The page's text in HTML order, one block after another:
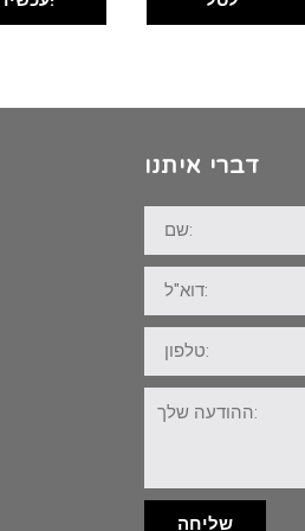
דברי איתנו
שם:
דוא"ל:
טלפון:
ההודעה
שלך:
שליחה